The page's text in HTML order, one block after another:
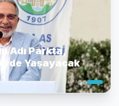
Adı Parkta,
Yaşayacak